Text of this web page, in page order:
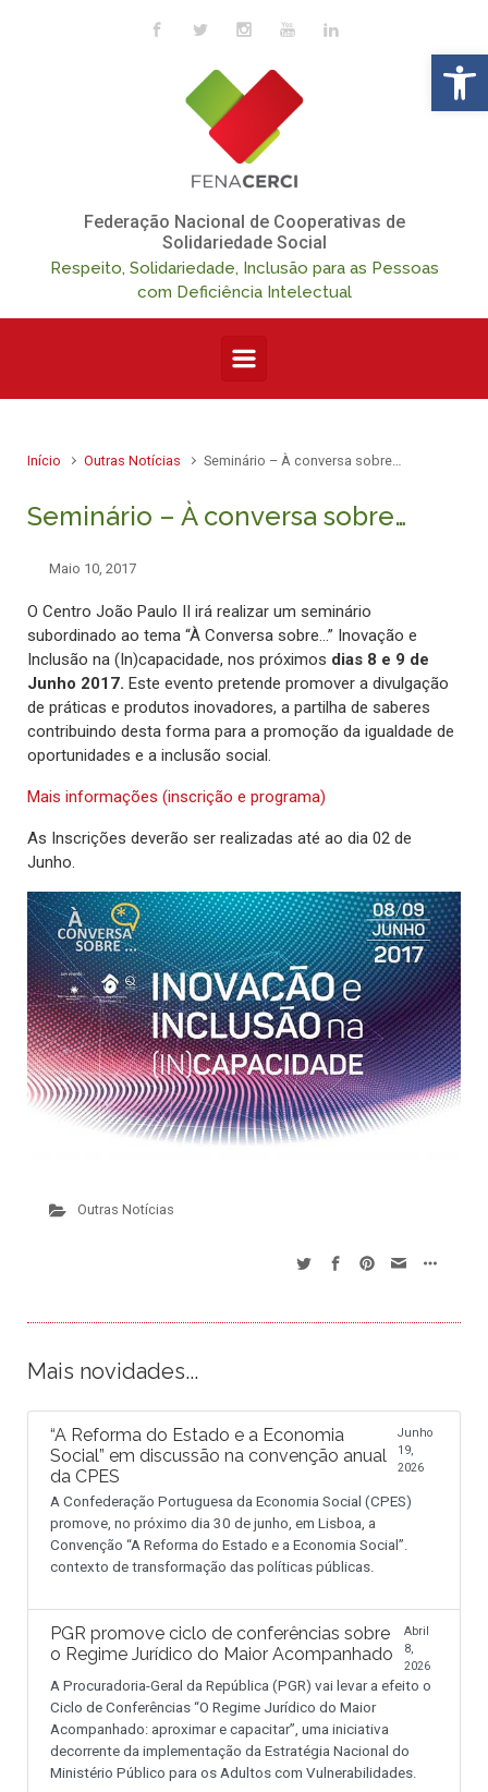
Skip to main content
Federação Nacional de Cooperativas de
Solidariedade Social
Respeito, Solidariedade, Inclusão para as Pessoas
com Deficiência Intelectual
Início Outras Notícias Seminário – À conversa sobre…
Seminário – À conversa sobre…
Maio 10, 2017
O Centro João Paulo II irá realizar um seminário
subordinado ao tema “À Conversa sobre…” Inovação e
Inclusão na (In)capacidade, nos próximos dias 8 e 9 de
Junho 2017. Este evento pretende promover a divulgação
de práticas e produtos inovadores, a partilha de saberes
contribuindo desta forma para a promoção da igualdade de
oportunidades e a inclusão social.
Mais informações (inscrição e programa)
As Inscrições deverão ser realizadas até ao dia 02 de
Junho.
Outras Notícias
Mais novidades...
“A Reforma do Estado e a Economia
Social” em discussão na convenção anual
da CPES
Junho
19,
2026
A Confederação Portuguesa da Economia Social (CPES)
promove, no próximo dia 30 de junho, em Lisboa, a
Convenção “A Reforma do Estado e a Economia Social”.
contexto de transformação das políticas públicas.
PGR promove ciclo de conferências sobre
o Regime Jurídico do Maior Acompanhado
Abril
8,
2026
A Procuradoria-Geral da República (PGR) vai levar a efeito o
Ciclo de Conferências “O Regime Jurídico do Maior
Acompanhado: aproximar e capacitar”, uma iniciativa
decorrente da implementação da Estratégia Nacional do
Ministério Público para os Adultos com Vulnerabilidades.